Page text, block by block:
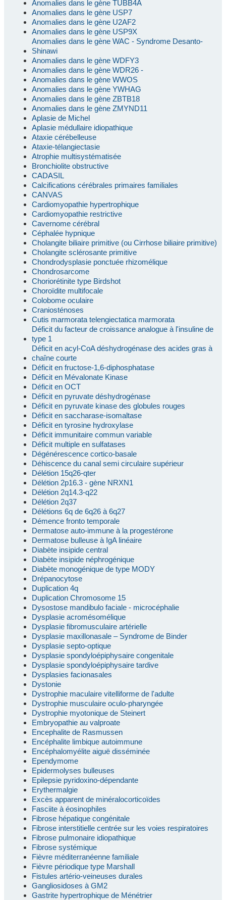
Anomalies dans le gène TUBB4A
Anomalies dans le gène USP7
Anomalies dans le gène U2AF2
Anomalies dans le gène USP9X
Anomalies dans le gène WAC - Syndrome Desanto-
Shinawi
Anomalies dans le gène WDFY3
Anomalies dans le gène WDR26 -
Anomalies dans le gène WWOS
Anomalies dans le gène YWHAG
Anomalies dans le gène ZBTB18
Anomalies dans le gène ZMYND11
Aplasie de Michel
Aplasie médullaire idiopathique
Ataxie cérébelleuse
Ataxie-télangiectasie
Atrophie multisystématisée
Bronchiolite obstructive
CADASIL
Calcifications cérébrales primaires familiales
CANVAS
Cardiomyopathie hypertrophique
Cardiomyopathie restrictive
Cavernome cérébral
Céphalée hypnique
Cholangite biliaire primitive (ou Cirrhose biliaire primitive)
Cholangite sclérosante primitive
Chondrodysplasie ponctuée rhizomélique
Chondrosarcome
Choriorétinite type Birdshot
Choroïdite multifocale
Colobome oculaire
Craniosténoses
Cutis marmorata telengiectatica marmorata
Déficit du facteur de croissance analogue à l'insuline de
type 1
Déficit en acyl-CoA déshydrogénase des acides gras à
chaîne courte
Déficit en fructose-1,6-diphosphatase
Déficit en Mévalonate Kinase
Déficit en OCT
Déficit en pyruvate déshydrogénase
Déficit en pyruvate kinase des globules rouges
Déficit en saccharase-isomaltase
Déficit en tyrosine hydroxylase
Déficit immunitaire commun variable
Déficit multiple en sulfatases
Dégénérescence cortico-basale
Déhiscence du canal semi circulaire supérieur
Délétion 15q26-qter
Délétion 2p16.3 - gène NRXN1
Délétion 2q14.3-q22
Délétion 2q37
Délétions 6q de 6q26 à 6q27
Démence fronto temporale
Dermatose auto-immune à la progestérone
Dermatose bulleuse à IgA linéaire
Diabète insipide central
Diabète insipide néphrogénique
Diabète monogénique de type MODY
Drépanocytose
Duplication 4q
Duplication Chromosome 15
Dysostose mandibulo faciale - microcéphalie
Dysplasie acromésomélique
Dysplasie fibromusculaire artérielle
Dysplasie maxillonasale – Syndrome de Binder
Dysplasie septo-optique
Dysplasie spondyloépiphysaire congenitale
Dysplasie spondyloépiphysaire tardive
Dysplasies facionasales
Dystonie
Dystrophie maculaire vitelliforme de l'adulte
Dystrophie musculaire oculo-pharyngée
Dystrophie myotonique de Steinert
Embryopathie au valproate
Encephalite de Rasmussen
Encéphalite limbique autoimmune
Encéphalomyélite aiguë disséminée
Ependymome
Epidermolyses bulleuses
Epilepsie pyridoxino-dépendante
Erythermalgie
Excès apparent de minéralocorticoïdes
Fasciite à éosinophiles
Fibrose hépatique congénitale
Fibrose interstitielle centrée sur les voies respiratoires
Fibrose pulmonaire idiopathique
Fibrose systémique
Fièvre méditerranéenne familiale
Fièvre périodique type Marshall
Fistules artério-veineuses durales
Gangliosidoses à GM2
Gastrite hypertrophique de Ménétrier